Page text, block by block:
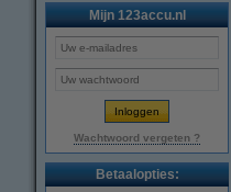
Mijn 123accu.nl
Wachtwoord vergeten ?
Betaalopties: